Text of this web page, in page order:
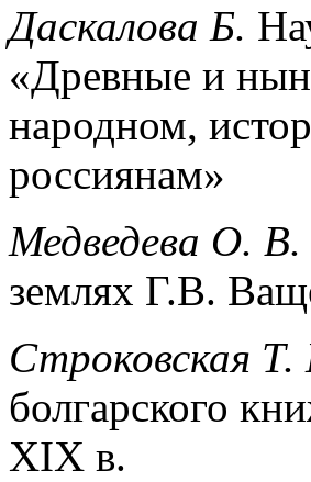
Даскалова Б.
«Древные и
народном,
россиянам»
Медведева О. В.
землях Г.В.
Строковская Т.
болгарского
XIX в.